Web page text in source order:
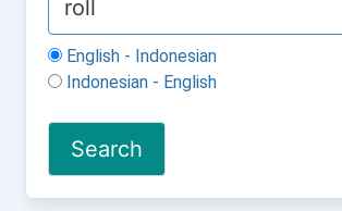
English - Indonesian
Indonesian - English